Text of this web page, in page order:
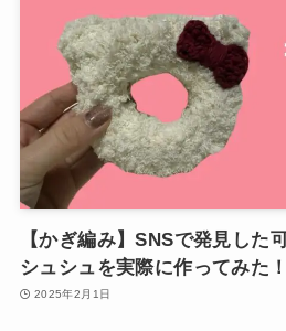
【かぎ編み】SNSで発見した
シュシュを実際に作ってみた！
2025年2月1日